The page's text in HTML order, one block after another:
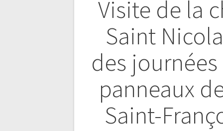
Visite de la
Saint
des
panneaux
Saint-